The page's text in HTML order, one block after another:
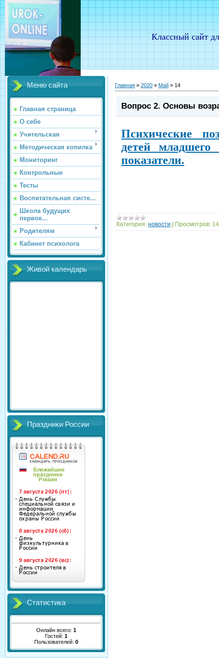
Классный сайт
Меню сайта
Главная страница
О себе
Учительская
Методическая копилка
Мониторинг
Контрольные
Тесты
Воспитательная систе...
Школа будущих
первок...
Родителям
Кабинет психолога
Живой календарь
Праздники России
Статистика
Онлайн всего: 1
Гостей: 1
Пользователей: 0
Главная » 2020 » Май » 14
Вопрос 2. Основы
Психические
детей
показатели.
Категория: новости Просмотров: